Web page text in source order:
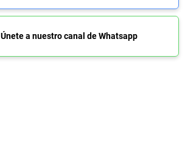
Únete a nuestro canal de Whatsapp